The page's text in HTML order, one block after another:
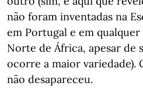
não foram inventadas na
em Portugal e em
Norte de África, apesar de
ocorre a maior variedade).
não desapareceu.